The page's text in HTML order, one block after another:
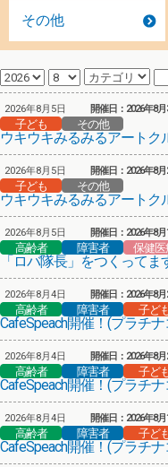
その他
2026年8月5日
子ども その他
開催日：2026年8
2026年8月5日
子ども その他
開催日：2026年8
2026年8月5日
高齢者 障害者 保健医
「ロバ隊長」をつくってま
開催日：2026年8月
2026年8月4日
高齢者 障害者 子ど
CafeSpeach開催！(プラチ
開催日：2026年8月
2026年8月4日
高齢者 障害者 子ど
CafeSpeach開催！(プラチ
開催日：2026年8月
2026年8月4日
高齢者 障害者 子ど
CafeSpeach開催！(プラチ
開催日：2026年8月